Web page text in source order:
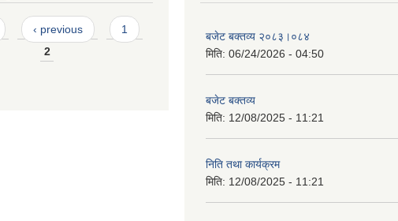
‹ previous
1
2
बजेट बक्तव्य २०८३।०८४
मिति: 06/24/2026 - 04:50
बजेट बक्तव्य
मिति: 12/08/2025 - 11:21
निति तथा कार्यक्रम
मिति: 12/08/2025 - 11:21